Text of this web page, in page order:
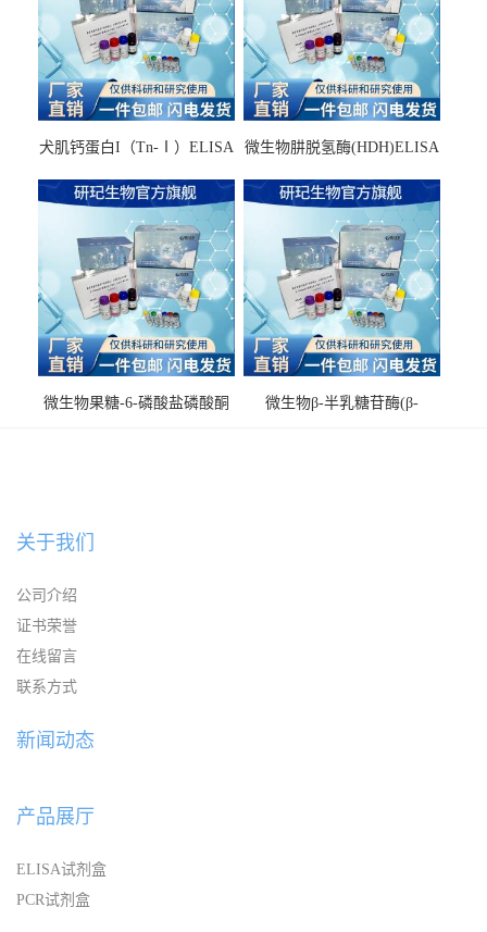
犬肌钙蛋白I（Tn-Ⅰ）ELISA
微生物肼脱氢酶(HDH)ELISA
微生物果糖-6-磷酸盐磷酸酮
微生物β-半乳糖苷酶(β-
关于我们
公司介绍
证书荣誉
在线留言
联系方式
新闻动态
产品展厅
ELISA试剂盒
PCR试剂盒